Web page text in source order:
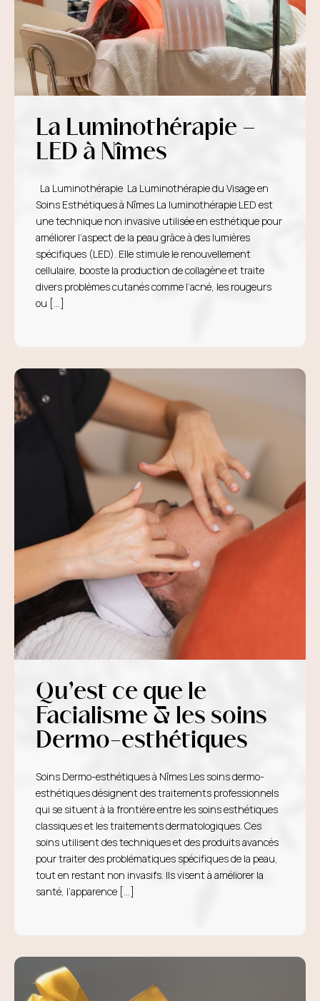
La Luminothérapie –
LED à Nîmes
La Luminothérapie La Luminothérapie du Visage en
Soins Esthétiques à Nîmes La luminothérapie LED est
une technique non invasive utilisée en esthétique pour
améliorer l’aspect de la peau grâce à des lumières
spécifiques (LED). Elle stimule le renouvellement
cellulaire, booste la production de collagène et traite
divers problèmes cutanés comme l’acné, les rougeurs
ou […]
Qu’est ce que le
Facialisme & les soins
Dermo-esthétiques
Soins Dermo-esthétiques à Nîmes Les soins dermo-
esthétiques désignent des traitements professionnels
qui se situent à la frontière entre les soins esthétiques
classiques et les traitements dermatologiques. Ces
soins utilisent des techniques et des produits avancés
pour traiter des problématiques spécifiques de la peau,
tout en restant non invasifs. Ils visent à améliorer la
santé, l’apparence […]